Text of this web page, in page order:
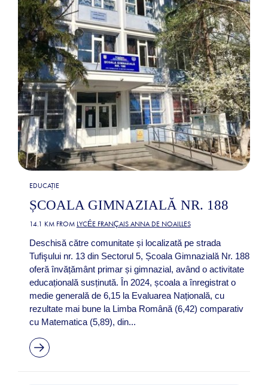
EDUCAȚIE
ȘCOALA GIMNAZIALĂ NR. 188
14.1 KM FROM LYCÉE FRANÇAIS ANNA DE NOAILLES
Deschisă către comunitate și localizată pe strada
Tufişului nr. 13 din Sectorul 5, Școala Gimnazială Nr. 188
oferă învățământ primar și gimnazial, având o activitate
educațională susținută. În 2024, școala a înregistrat o
medie generală de 6,15 la Evaluarea Națională, cu
rezultate mai bune la Limba Română (6,42) comparativ
cu Matematica (5,89), din...